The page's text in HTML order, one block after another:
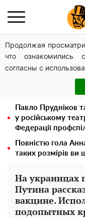
Продолжая
что ознакомились
согласны с
Дрони із
мільйони
Естонії
Новий притулок
Новинського
Павло Прудніков
у російському
Федерації
Повністю гола
таких розмірів ви
На украинцах
Путина
вакцине.
подопытных